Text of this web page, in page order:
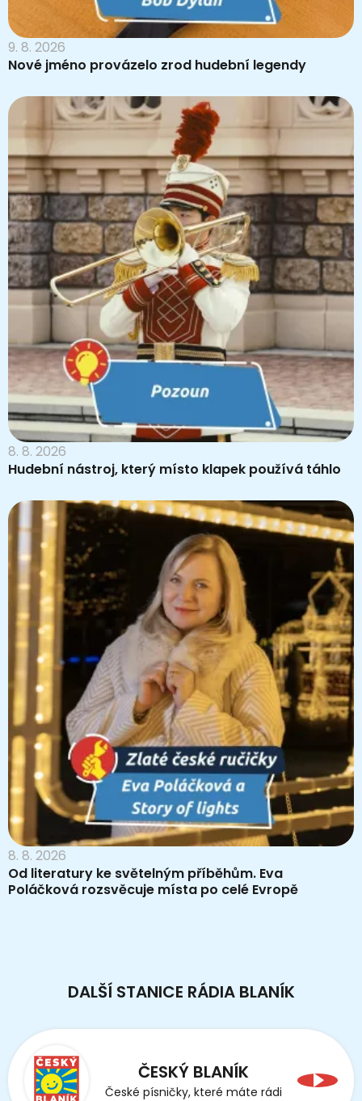
9. 8. 2026
Nové jméno provázelo zrod hudební legendy
8. 8. 2026
Hudební nástroj, který místo klapek používá táhlo
8. 8. 2026
Od literatury ke světelným příběhům. Eva
Poláčková rozsvěcuje místa po celé Evropě
DALŠÍ STANICE RÁDIA BLANÍK
ČESKÝ BLANÍK
České písničky, které máte rádi